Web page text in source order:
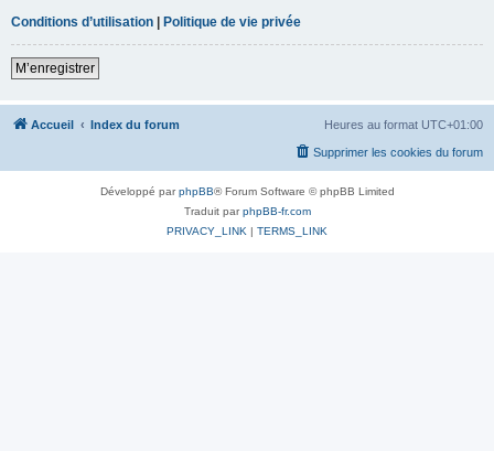
Conditions d’utilisation | Politique de vie privée
M’enregistrer
Accueil Index du forum Heures au format UTC+01:00
Supprimer les cookies du forum
Développé parphpBB® Forum Software © phpBB Limited
Traduit parphpBB-fr.com
PRIVACY_LINK | TERMS_LINK